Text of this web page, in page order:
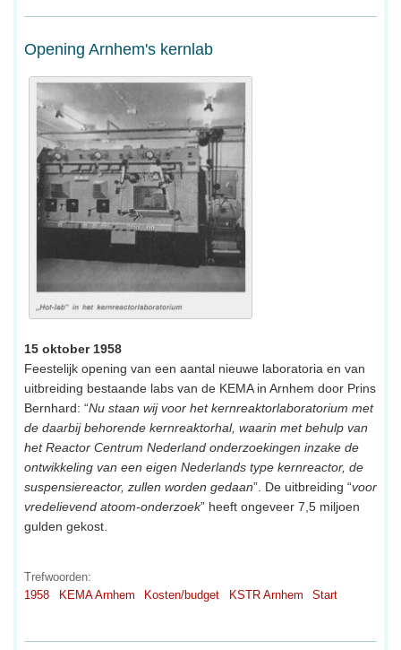
Opening Arnhem's kernlab
15 oktober 1958
Feestelijk opening van een aantal nieuwe laboratoria en van
uitbreiding bestaande labs van de KEMA in Arnhem door Prins
Bernhard: “Nu staan wij voor het kernreaktorlaboratorium met
de daarbij behorende kernreaktorhal, waarin met behulp van
het Reactor Centrum Nederland onderzoekingen inzake de
ontwikkeling van een eigen Nederlands type kernreactor, de
suspensiereactor, zullen worden gedaan”. De uitbreiding “voor
vredelievend atoom-onderzoek” heeft ongeveer 7,5 miljoen
gulden gekost.
Trefwoorden:
1958
KEMA Arnhem Kosten/budget KSTR Arnhem Start